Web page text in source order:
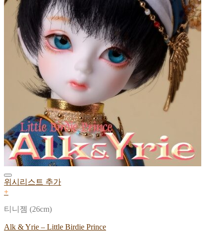
위시리스트 추가
+
티니젬 (26cm)
Alk & Yrie – Little Birdie Prince